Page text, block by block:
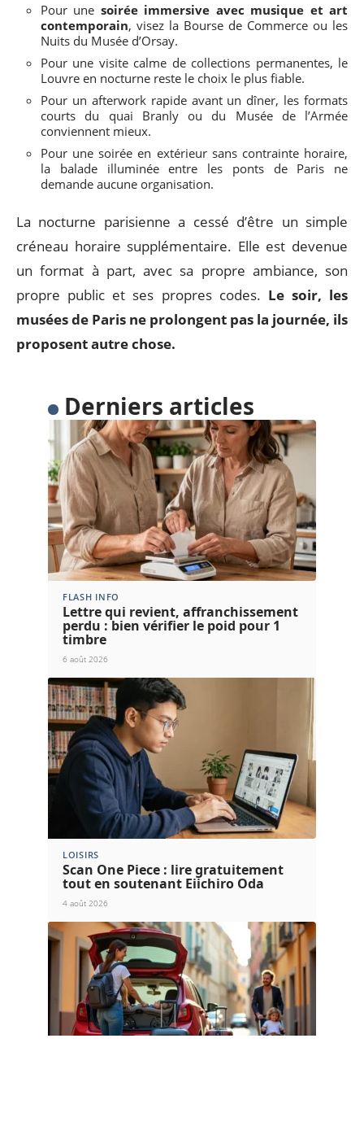
Pour une soirée immersive avec musique et art
contemporain, visez la Bourse de Commerce ou les
Nuits du Musée d’Orsay.
Pour une visite calme de collections permanentes, le
Louvre en nocturne reste le choix le plus fiable.
Pour un afterwork rapide avant un dîner, les formats
courts du quai Branly ou du Musée de l’Armée
conviennent mieux.
Pour une soirée en extérieur sans contrainte horaire,
la balade illuminée entre les ponts de Paris ne
demande aucune organisation.
La nocturne parisienne a cessé d’être un simple
créneau horaire supplémentaire. Elle est devenue
un format à part, avec sa propre ambiance, son
propre public et ses propres codes. Le soir, les
musées de Paris ne prolongent pas la journée, ils
proposent autre chose.
Derniers articles
FLASH INFO
Lettre qui revient, affranchissement
perdu : bien vérifier le poid pour 1
timbre
6 août 2026
LOISIRS
Scan One Piece : lire gratuitement
tout en soutenant Eiichiro Oda
4 août 2026